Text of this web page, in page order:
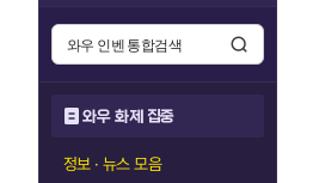
와우 화제 집중
정보 · 뉴스 모음